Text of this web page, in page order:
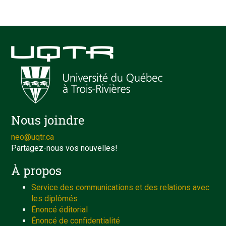
Nous joindre
neo@uqtr.ca
Partagez-nous vos nouvelles!
À propos
Service des communications et des relations avec
les diplômés
Énoncé éditorial
Énoncé de confidentialité